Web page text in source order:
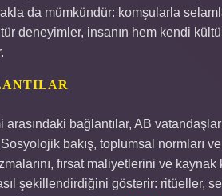
da mümkündür: komşularla
deneyimler, insanın hem kendi
bağlantılar, AB
bakış, toplumsal normları
fırsat maliyetlerini ve kaynak
şekillendirdiğini gösterir: ritüeller,